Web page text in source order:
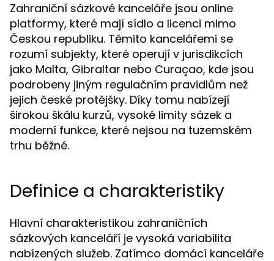
Zahraniční sázkové kanceláře jsou online
platformy, které mají sídlo a licenci mimo
Českou republiku. Těmito kancelářemi se
rozumí subjekty, které operují v jurisdikcích
jako Malta, Gibraltar nebo Curaçao, kde jsou
podrobeny jiným regulačním pravidlům než
jejich české protějšky. Díky tomu nabízejí
širokou škálu kurzů, vysoké limity sázek a
moderní funkce, které nejsou na tuzemském
trhu běžné.
Definice a charakteristiky
Hlavní charakteristikou zahraničních
sázkových kanceláří je vysoká variabilita
nabízených služeb. Zatímco domácí kanceláře